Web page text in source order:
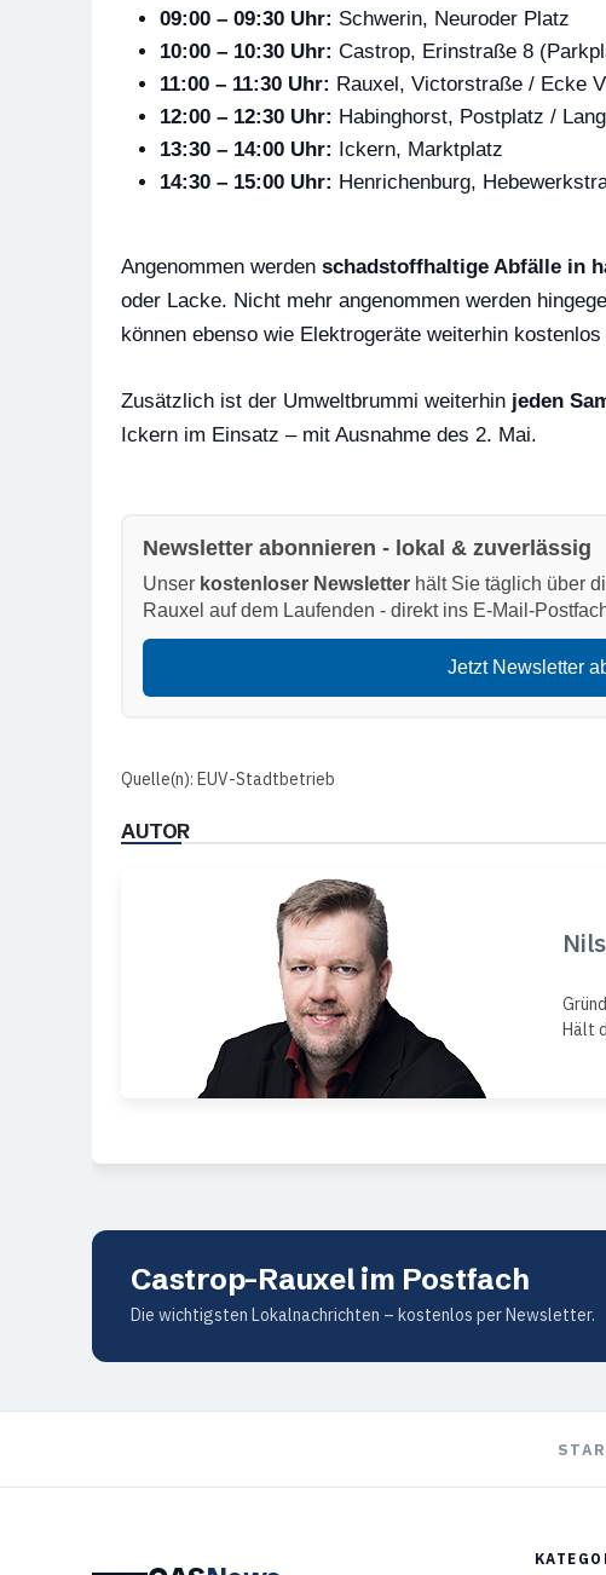
09:00 – 09:30 Uhr: Schwerin, Neuroder Platz
10:00 – 10:30 Uhr: Castrop, Erinstraße 8
11:00 – 11:30 Uhr: Rauxel, Victorstraße / Ecke
12:00 – 12:30 Uhr: Habinghorst, Postplatz /
13:30 – 14:00 Uhr: Ickern, Marktplatz
14:30 – 15:00 Uhr: Henrichenburg,
Angenommen werden schadstoffhaltige Abfälle in
oder Lacke. Nicht mehr angenommen werden
können ebenso wie Elektrogeräte weiterhin
Zusätzlich ist der Umweltbrummi weiterhin jeden
Ickern im Einsatz – mit Ausnahme des 2. Mai.
Newsletter abonnieren - lokal & zuverlässig
Unser kostenloser Newsletter hält Sie täglich über
Rauxel auf dem Laufenden - direkt ins E-Mail-
Jetzt Newsletter
Quelle(n): EUV-Stadtbetrieb
AUTOR
Hält
Castrop-Rauxel im Postfach
Die wichtigsten Lokalnachrichten – kostenlos per Newsletter.